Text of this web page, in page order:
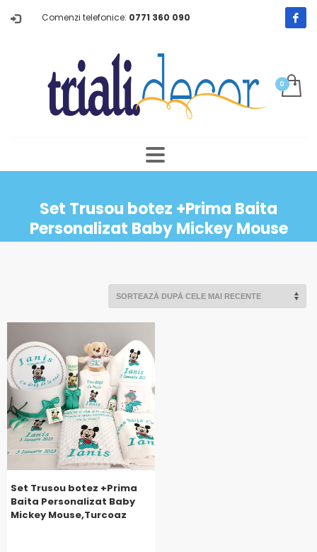
Comenzi telefonice: 0771 360 090
Set Trusou botez +Prima Baita
Personalizat Baby Mickey Mouse
Set Trusou botez +Prima
Baita Personalizat Baby
Mickey Mouse,Turcoaz